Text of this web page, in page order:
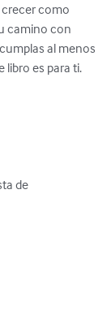
crecer como
camino con
al menos
libro es para ti.
de